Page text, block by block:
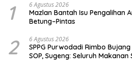
1 6 Agustus 2026
Mazlan Bantah Isu Pengalihan
Betung–Pintas
2 6 Agustus 2026
SPPG Purwodadi Rimbo
SOP, Sugeng: Seluruh